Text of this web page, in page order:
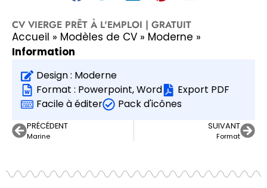
CV VIERGE PRÊT À L'EMPLOI | GRATUIT
Accueil » Modèles de CV » Moderne »
Information
Design : Moderne
Format : Powerpoint,Word
Export PDF
Facile à éditer
Pack d'icônes
PRÉCÉDENT
Marine
SUIVANT
Format